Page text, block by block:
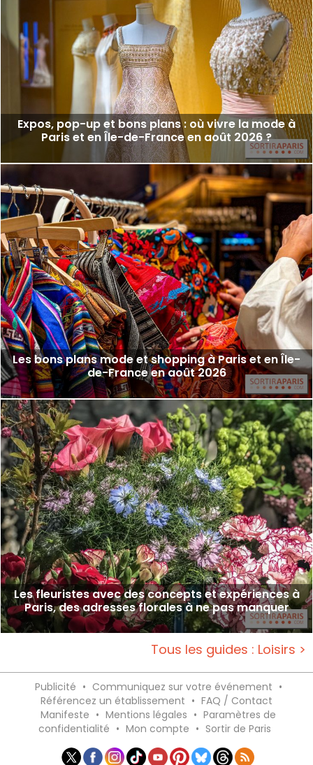
Expos, pop-up et bons plans : où vivre la mode à
Paris et en Île-de-France en août 2026 ?
Les bons plans mode et shopping à Paris et en Île-
de-France en août 2026
Les fleuristes avec des concepts et expériences à
Paris, des adresses florales à ne pas manquer
Tous les guides : Loisirs >
Publicité • Communiquez sur votre événement •
Référencez un établissement • FAQ / Contact
Manifeste • Mentions légales • Paramètres de
confidentialité • Mon compte • Sortir de Paris